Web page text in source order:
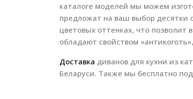
каталоге моделей мы можем
предложат на ваш выбор десятки
цветовых оттенках, что
обладают свойством
Доставка диванов для кухни из
Беларуси. Также мы бесплатно